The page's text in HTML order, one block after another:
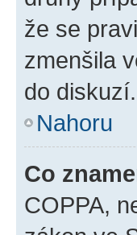
že se
zmenšila
do diskuzí.
Nahoru
Co
COPPA,